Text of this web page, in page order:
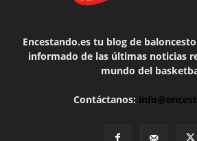
Encestando.es tu blog de
informado de las últimas noticias
mundo del
Contáctanos: